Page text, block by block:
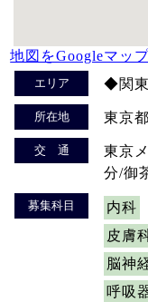
地図をGoogleマッ
エリア ◆関
所在地 東京
交 通
東京
分/御
募集科目 内科
皮膚
脳神
呼吸